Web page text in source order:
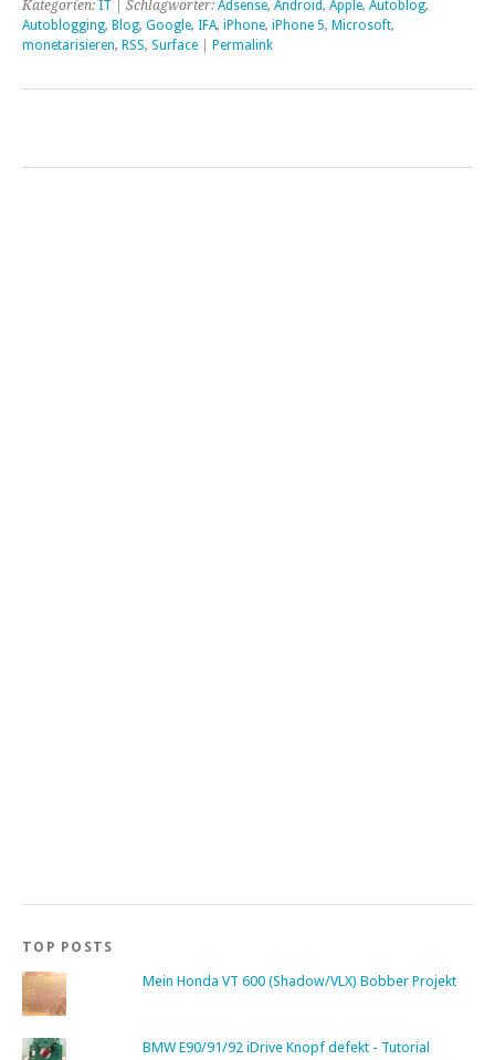
Kategorien: IT | Schlagwörter: Adsense, Android, Apple, Autoblog,
Autoblogging, Blog, Google, IFA, iPhone, iPhone 5, Microsoft,
monetarisieren, RSS, Surface Permalink
TOP POSTS
Mein Honda VT 600 (Shadow/VLX) Bobber Projekt
BMW E90/91/92 iDrive Knopf defekt - Tutorial